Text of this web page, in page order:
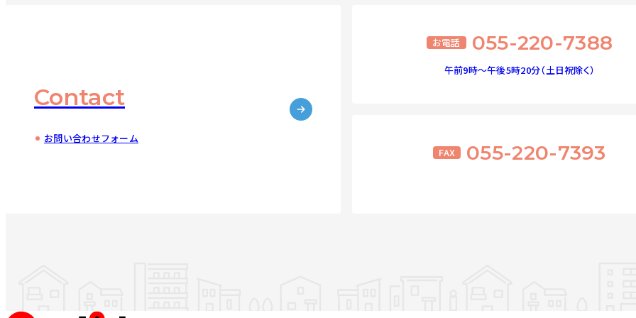
Contact
お問い合わせフォーム
お電話 055-220-7388
午前9時～午後5時20分（土日祝除く）
FAX 055-220-7393